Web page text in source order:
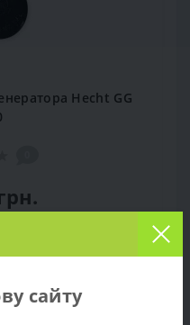
Hecht GG
сайту